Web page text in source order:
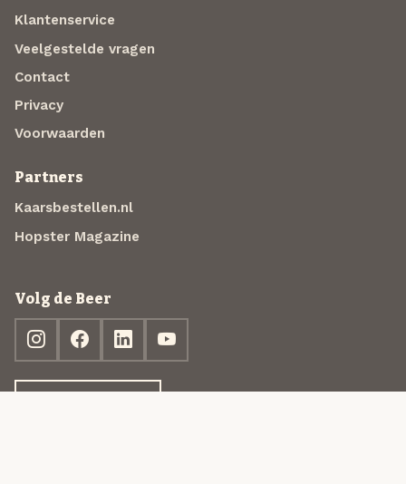
Klantenservice
Veelgestelde vragen
Contact
Privacy
Voorwaarden
Partners
Kaarsbestellen.nl
Hopster Magazine
Volg de Beer